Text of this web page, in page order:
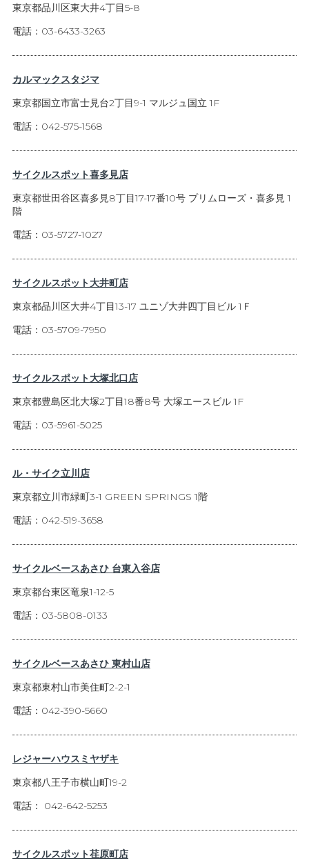
東京都品川区東大井4丁目5-8
電話：03-6433-3263
カルマックスタジマ
東京都国立市富士見台2丁目9-1 マルジュ国立 1F
電話：042-575-1568
サイクルスポット喜多見店
東京都世田谷区喜多見8丁目17-17番10号 プリムローズ・喜多見 1
階
電話：03-5727-1027
サイクルスポット大井町店
東京都品川区大井4丁目13-17 ユニゾ大井四丁目ビル 1Ｆ
電話：03-5709-7950
サイクルスポット大塚北口店
東京都豊島区北大塚2丁目18番8号 大塚エースビル 1F
電話：03-5961-5025
ル・サイク立川店
東京都立川市緑町3-1 GREEN SPRINGS 1階
電話：042-519-3658
サイクルベースあさひ 台東入谷店
東京都台東区竜泉1-12-5
電話：03-5808-0133
サイクルベースあさひ 東村山店
東京都東村山市美住町2-2-1
電話：042-390-5660
レジャーハウスミヤザキ
東京都八王子市横山町19-2
電話： 042-642-5253
サイクルスポット荏原町店